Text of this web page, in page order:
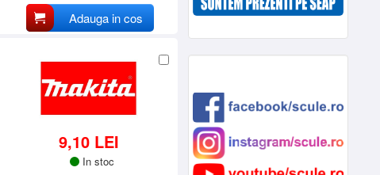
Adauga in cos
9,10 LEI
In stoc